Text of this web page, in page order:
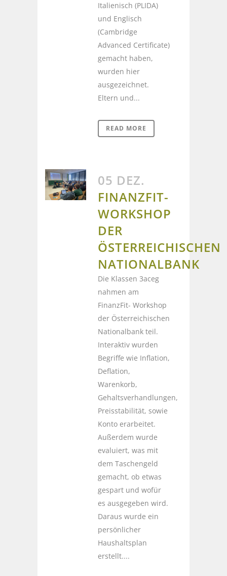
Italienisch (PLIDA)
und Englisch
(Cambridge
Advanced Certificate)
gemacht haben,
wurden hier
ausgezeichnet.
Eltern und...
READ MORE
05 DEZ.
FINANZFIT-
WORKSHOP
DER
ÖSTERREICHISCHEN
NATIONALBANK
Die Klassen 3aceg
nahmen am
FinanzFit- Workshop
der Österreichischen
Nationalbank teil.
Interaktiv wurden
Begriffe wie Inflation,
Deflation,
Warenkorb,
Gehaltsverhandlungen,
Preisstabilität, sowie
Konto erarbeitet.
Außerdem wurde
evaluiert, was mit
dem Taschengeld
gemacht, ob etwas
gespart und wofür
es ausgegeben wird.
Daraus wurde ein
persönlicher
Haushaltsplan
erstellt....